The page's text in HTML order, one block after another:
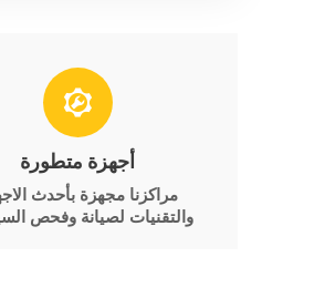
أجهزة متطورة
مراكزنا مجهزة بأحدث
والتقنيات لصيانة وفحص